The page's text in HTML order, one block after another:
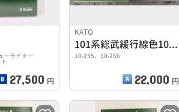
ーライナー
27,500 円
KATO
101系総武緩行線色10両セット
10-255、10-256
22,000 円